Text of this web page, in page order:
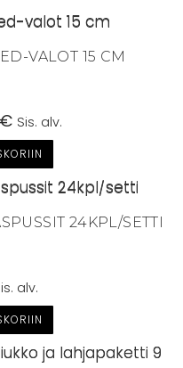
VALOT 15 CM
€Nykyinen
hinta
on:
19,00 €.
Sis. alv.
24KPL/SETTI
alv.